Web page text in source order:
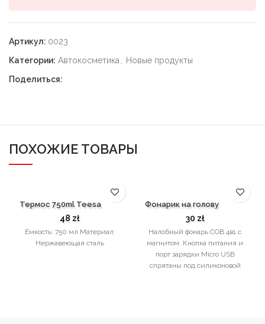
Артикул: 0023
Категории: Автокосметика, Новые продукты
Поделиться:
ПОХОЖИЕ ТОВАРЫ
Термос 750ml Teesa
48 zł
Емкость: 750 мл Материал:
Нержавеющая сталь
Фонарик на голову
30 zł
Налобный фонарь COB 4в1 с
магнитом. Кнопка питания и
порт зарядки Micro USB
спрятаны под силиконовой